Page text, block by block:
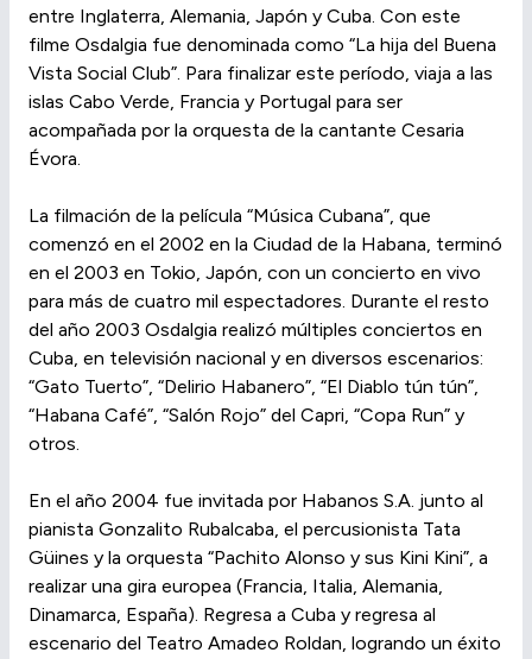
entre Inglaterra, Alemania, Japón y Cuba. Con este
filme Osdalgia fue denominada como “La hija del Buena
Vista Social Club”. Para finalizar este período, viaja a las
islas Cabo Verde, Francia y Portugal para ser
acompañada por la orquesta de la cantante Cesaria
Évora.
La filmación de la película “Música Cubana”, que
comenzó en el 2002 en la Ciudad de la Habana, terminó
en el 2003 en Tokio, Japón, con un concierto en vivo
para más de cuatro mil espectadores. Durante el resto
del año 2003 Osdalgia realizó múltiples conciertos en
Cuba, en televisión nacional y en diversos escenarios:
“Gato Tuerto”, “Delirio Habanero”, “El Diablo tún tún”,
“Habana Café”, “Salón Rojo” del Capri, “Copa Run” y
otros.
En el año 2004 fue invitada por Habanos S.A. junto al
pianista Gonzalito Rubalcaba, el percusionista Tata
Güines y la orquesta “Pachito Alonso y sus Kini Kini”, a
realizar una gira europea (Francia, Italia, Alemania,
Dinamarca, España). Regresa a Cuba y regresa al
escenario del Teatro Amadeo Roldan, logrando un éxito